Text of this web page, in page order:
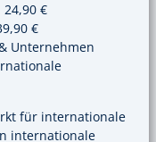
€
€
Unternehmen
für internationale
internationale